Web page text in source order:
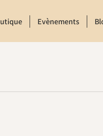
Evènements